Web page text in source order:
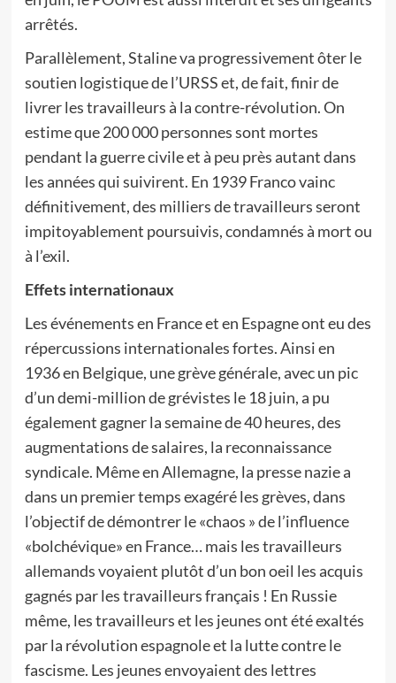
arrêtés.
Parallèlement, Staline va progressivement ôter le
soutien logistique de l’URSS et, de fait, finir de
livrer les travailleurs à la contre-révolution. On
estime que 200 000 personnes sont mortes
pendant la guerre civile et à peu près autant dans
les années qui suivirent. En 1939 Franco vainc
définitivement, des milliers de travailleurs seront
impitoyablement poursuivis, condamnés à mort ou
à l’exil.
Effets internationaux
Les événements en France et en Espagne ont eu des
répercussions internationales fortes. Ainsi en
1936 en Belgique, une grève générale, avec un pic
d’un demi-million de grévistes le 18 juin, a pu
également gagner la semaine de 40 heures, des
augmentations de salaires, la reconnaissance
syndicale. Même en Allemagne, la presse nazie a
dans un premier temps exagéré les grèves, dans
l’objectif de démontrer le «chaos » de l’influence
«bolchévique» en France… mais les travailleurs
allemands voyaient plutôt d’un bon oeil les acquis
gagnés par les travailleurs français ! En Russie
même, les travailleurs et les jeunes ont été exaltés
par la révolution espagnole et la lutte contre le
fascisme. Les jeunes envoyaient des lettres